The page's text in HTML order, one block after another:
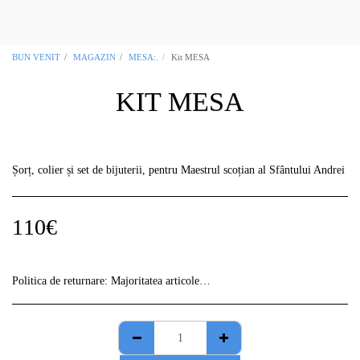
BUN VENIT MAGAZIN MESA:. Kit MESA
KIT MESA
Șorț, colier și set de bijuterii, pentru Maestrul scoțian al Sfântului Andrei
110€
Politica de returnare: Majoritatea articolelor noastre sunt „unice”, așa că vă rugăm să verificați cu atenție informațiile despre comandă, deoarece nu vor fi acceptate returnări fără notificare prealabilă.